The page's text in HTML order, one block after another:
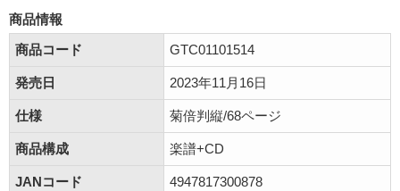
商品情報
商品コード
GTC01101514
発売日 2023年11月16日
仕様 菊倍判縦/68ページ
商品構成 楽譜+CD
JANコード 4947817300878